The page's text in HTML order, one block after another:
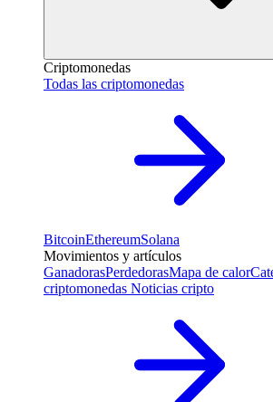
Criptomonedas
Todas las criptomonedas
BitcoinEthereumSolana
Movimientos y artículos
GanadorasPerdedorasMapa de calor
criptomonedas Noticias cripto